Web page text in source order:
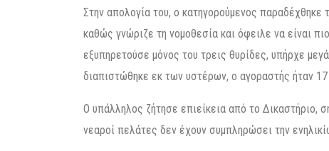
Στην απολογία του, ο κατηγορούμενος παραδέχθηκε
καθώς γνώριζε τη νομοθεσία και όφειλε να είναι
εξυπηρετούσε μόνος του τρεις θυρίδες, υπήρχε
διαπιστώθηκε εκ των υστέρων, ο αγοραστής ήταν
Ο υπάλληλος ζήτησε επιείκεια από το
νεαροί πελάτες δεν έχουν συμπληρώσει την